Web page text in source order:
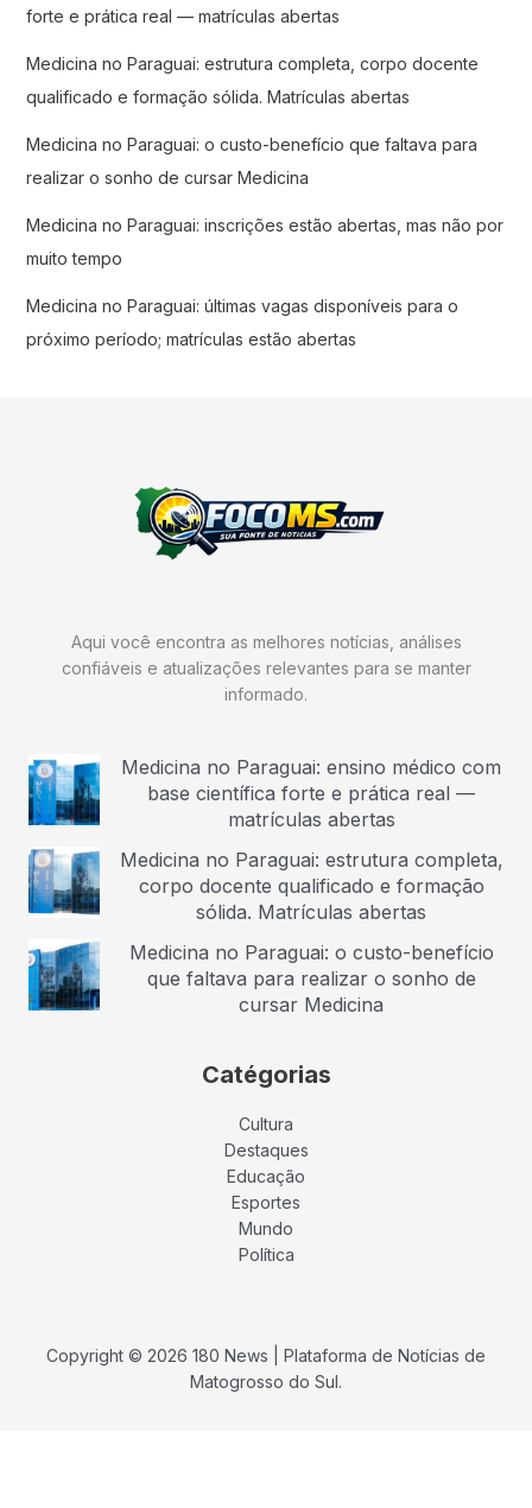
forte e prática real — matrículas abertas
Medicina no Paraguai: estrutura completa, corpo docente
qualificado e formação sólida. Matrículas abertas
Medicina no Paraguai: o custo-benefício que faltava para
realizar o sonho de cursar Medicina
Medicina no Paraguai: inscrições estão abertas, mas não por
muito tempo
Medicina no Paraguai: últimas vagas disponíveis para o
próximo período; matrículas estão abertas
Aqui você encontra as melhores notícias, análises
confiáveis e atualizações relevantes para se manter
informado.
Medicina no Paraguai: ensino médico com
base científica forte e prática real —
matrículas abertas
Medicina no Paraguai: estrutura completa,
corpo docente qualificado e formação
sólida. Matrículas abertas
Medicina no Paraguai: o custo-benefício
que faltava para realizar o sonho de
cursar Medicina
Catégorias
Cultura
Destaques
Educação
Esportes
Mundo
Política
Copyright © 2026 180 News | Plataforma de Notícias de
Matogrosso do Sul.